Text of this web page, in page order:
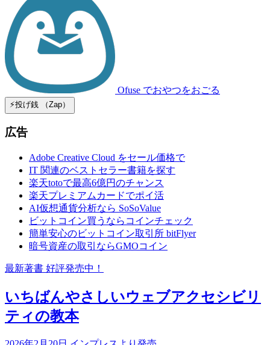
Ofuse でおやつをおごる
⚡️投げ銭 （Zap）
広告
Adobe Creative Cloud をセール価格で
IT 関連のベストセラー書籍を探す
楽天totoで最高6億円のチャンス
楽天プレミアムカードでポイ活
AI仮想通貨分析なら SoSoValue
ビットコイン買うならコインチェック
簡単安心のビットコイン取引所 bitFlyer
暗号資産の取引ならGMOコイン
最新著書 好評発売中！
いちばんやさしいウェブアクセシビリ
ティの教本